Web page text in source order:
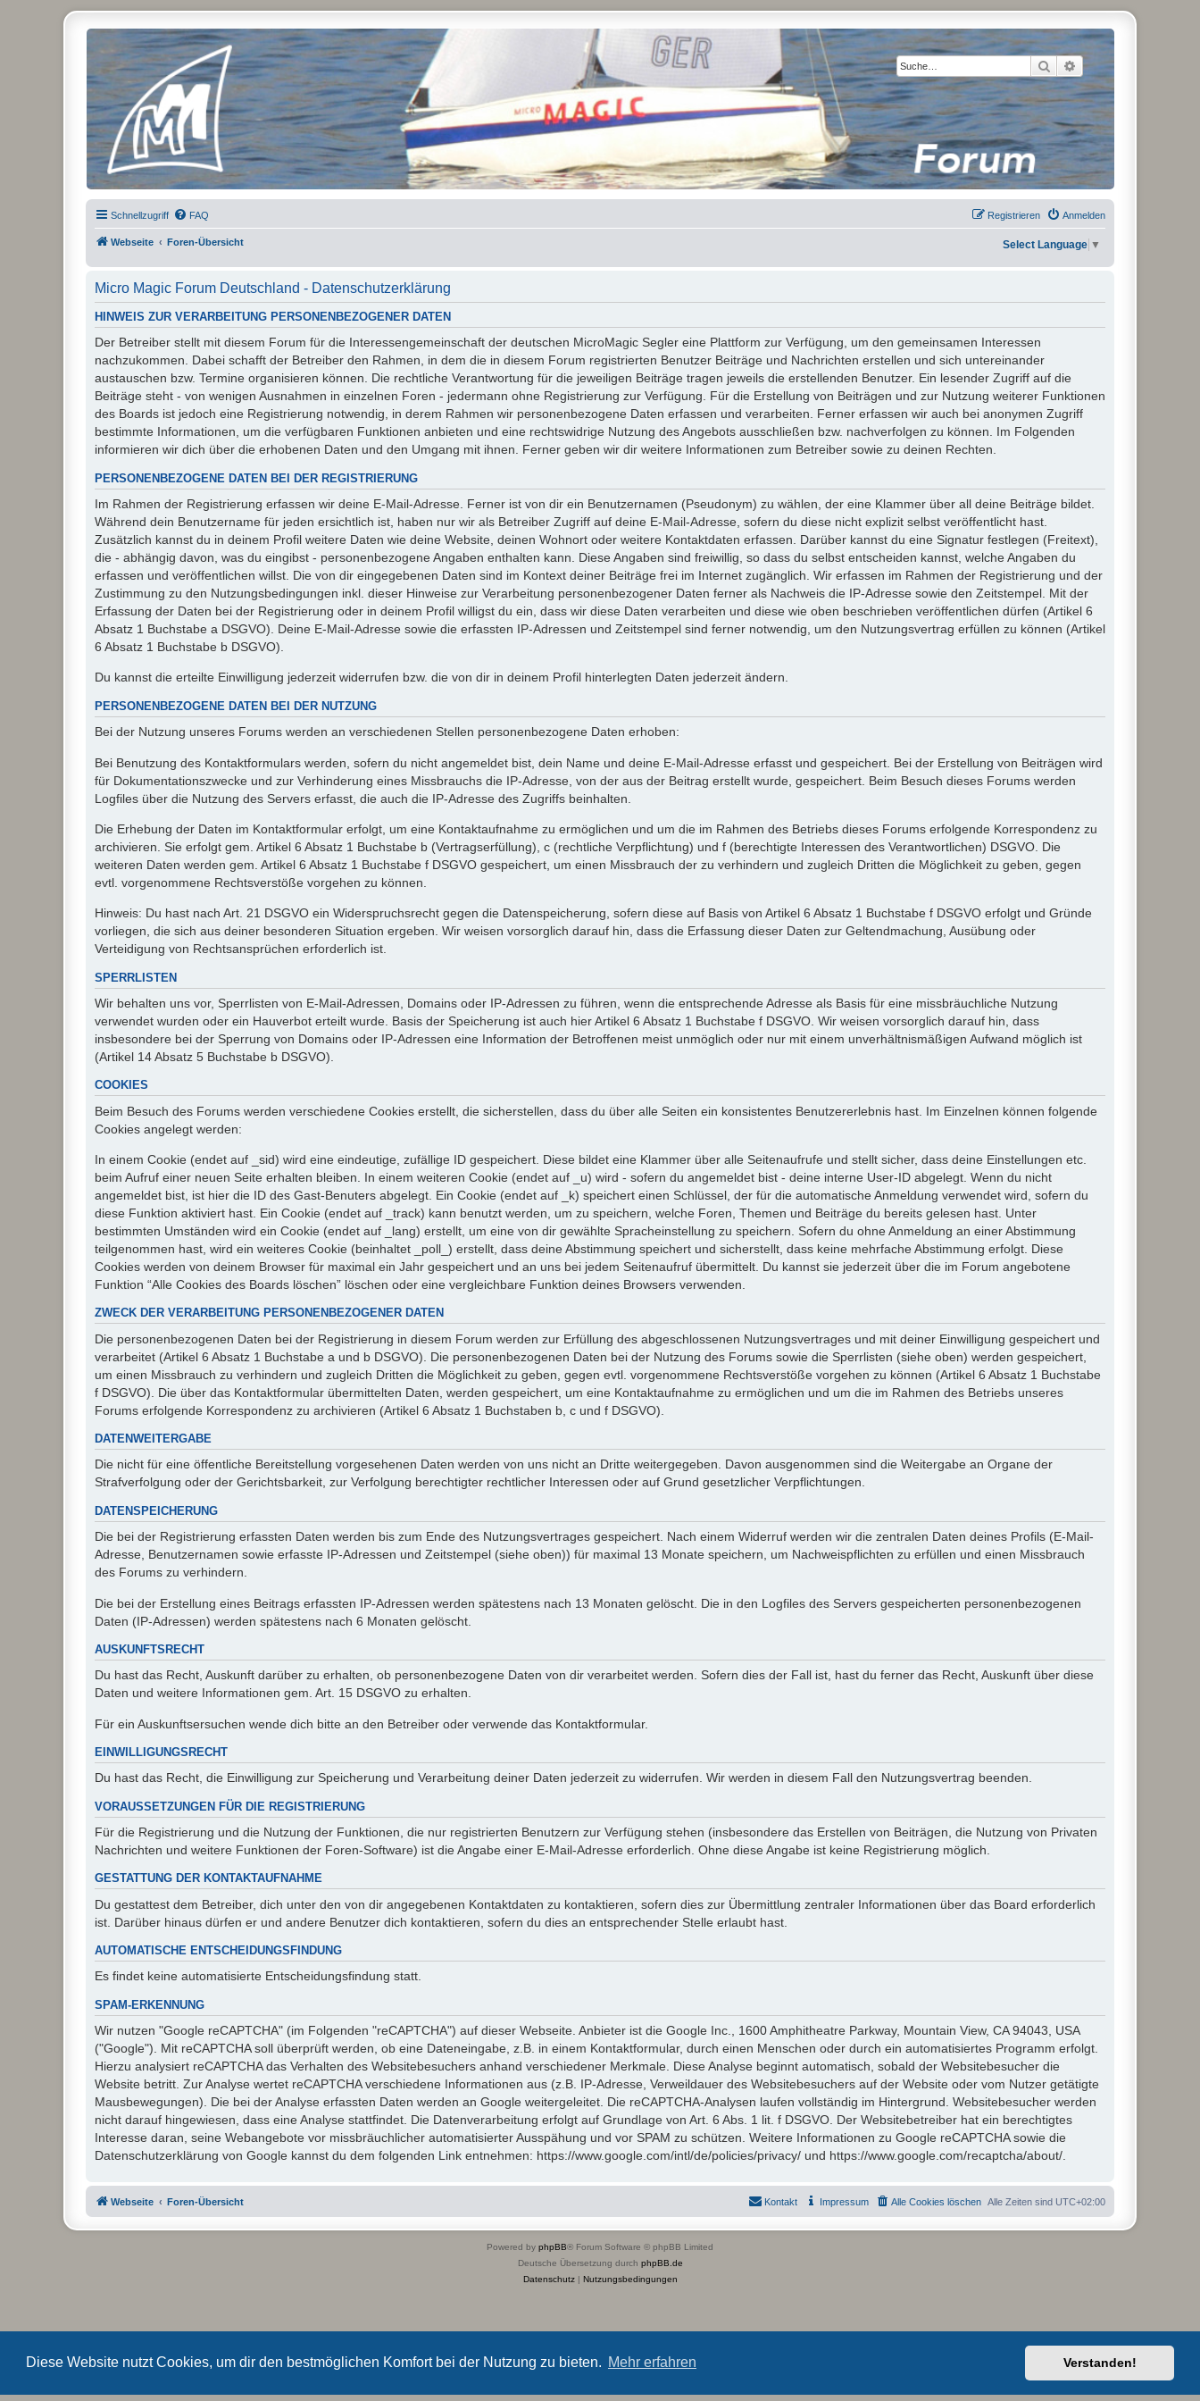
Diese Website nutzt Cookies, um dir den bestmöglichen Komfort bei der Nutzung zu bieten. Mehr erfahren Verstanden!
Suche Erweiterte Suche
Micro Magic Forum Deutschland
Schnellzugriff FAQ Anmelden
Registrieren
Webseite Foren-Übersicht Select Language ▼
Micro Magic Forum Deutschland - Datenschutzerklärung
HINWEIS ZUR VERARBEITUNG PERSONENBEZOGENER DATEN
Der Betreiber stellt mit diesem Forum für die Interessengemeinschaft der deutschen MicroMagic Segler eine Plattform zur Verfügung, um den gemeinsamen Interessen
nachzukommen. Dabei schafft der Betreiber den Rahmen, in dem die in diesem Forum registrierten Benutzer Beiträge und Nachrichten erstellen und sich untereinander
austauschen bzw. Termine organisieren können. Die rechtliche Verantwortung für die jeweiligen Beiträge tragen jeweils die erstellenden Benutzer. Ein lesender Zugriff auf die
Beiträge steht - von wenigen Ausnahmen in einzelnen Foren - jedermann ohne Registrierung zur Verfügung. Für die Erstellung von Beiträgen und zur Nutzung weiterer Funktionen
des Boards ist jedoch eine Registrierung notwendig, in derem Rahmen wir personenbezogene Daten erfassen und verarbeiten. Ferner erfassen wir auch bei anonymen Zugriff
bestimmte Informationen, um die verfügbaren Funktionen anbieten und eine rechtswidrige Nutzung des Angebots ausschließen bzw. nachverfolgen zu können. Im Folgenden
informieren wir dich über die erhobenen Daten und den Umgang mit ihnen. Ferner geben wir dir weitere Informationen zum Betreiber sowie zu deinen Rechten.
PERSONENBEZOGENE DATEN BEI DER REGISTRIERUNG
Im Rahmen der Registrierung erfassen wir deine E-Mail-Adresse. Ferner ist von dir ein Benutzernamen (Pseudonym) zu wählen, der eine Klammer über all deine Beiträge bildet.
Während dein Benutzername für jeden ersichtlich ist, haben nur wir als Betreiber Zugriff auf deine E-Mail-Adresse, sofern du diese nicht explizit selbst veröffentlicht hast.
Zusätzlich kannst du in deinem Profil weitere Daten wie deine Website, deinen Wohnort oder weitere Kontaktdaten erfassen. Darüber kannst du eine Signatur festlegen (Freitext),
die - abhängig davon, was du eingibst - personenbezogene Angaben enthalten kann. Diese Angaben sind freiwillig, so dass du selbst entscheiden kannst, welche Angaben du
erfassen und veröffentlichen willst. Die von dir eingegebenen Daten sind im Kontext deiner Beiträge frei im Internet zugänglich. Wir erfassen im Rahmen der Registrierung und der
Zustimmung zu den Nutzungsbedingungen inkl. dieser Hinweise zur Verarbeitung personenbezogener Daten ferner als Nachweis die IP-Adresse sowie den Zeitstempel. Mit der
Erfassung der Daten bei der Registrierung oder in deinem Profil willigst du ein, dass wir diese Daten verarbeiten und diese wie oben beschrieben veröffentlichen dürfen (Artikel 6
Absatz 1 Buchstabe a DSGVO). Deine E-Mail-Adresse sowie die erfassten IP-Adressen und Zeitstempel sind ferner notwendig, um den Nutzungsvertrag erfüllen zu können (Artikel
6 Absatz 1 Buchstabe b DSGVO).
Du kannst die erteilte Einwilligung jederzeit widerrufen bzw. die von dir in deinem Profil hinterlegten Daten jederzeit ändern.
PERSONENBEZOGENE DATEN BEI DER NUTZUNG
Bei der Nutzung unseres Forums werden an verschiedenen Stellen personenbezogene Daten erhoben:
Bei Benutzung des Kontaktformulars werden, sofern du nicht angemeldet bist, dein Name und deine E-Mail-Adresse erfasst und gespeichert. Bei der Erstellung von Beiträgen wird
für Dokumentationszwecke und zur Verhinderung eines Missbrauchs die IP-Adresse, von der aus der Beitrag erstellt wurde, gespeichert. Beim Besuch dieses Forums werden
Logfiles über die Nutzung des Servers erfasst, die auch die IP-Adresse des Zugriffs beinhalten.
Die Erhebung der Daten im Kontaktformular erfolgt, um eine Kontaktaufnahme zu ermöglichen und um die im Rahmen des Betriebs dieses Forums erfolgende Korrespondenz zu
archivieren. Sie erfolgt gem. Artikel 6 Absatz 1 Buchstabe b (Vertragserfüllung), c (rechtliche Verpflichtung) und f (berechtigte Interessen des Verantwortlichen) DSGVO. Die
weiteren Daten werden gem. Artikel 6 Absatz 1 Buchstabe f DSGVO gespeichert, um einen Missbrauch der zu verhindern und zugleich Dritten die Möglichkeit zu geben, gegen
evtl. vorgenommene Rechtsverstöße vorgehen zu können.
Hinweis: Du hast nach Art. 21 DSGVO ein Widerspruchsrecht gegen die Datenspeicherung, sofern diese auf Basis von Artikel 6 Absatz 1 Buchstabe f DSGVO erfolgt und Gründe
vorliegen, die sich aus deiner besonderen Situation ergeben. Wir weisen vorsorglich darauf hin, dass die Erfassung dieser Daten zur Geltendmachung, Ausübung oder
Verteidigung von Rechtsansprüchen erforderlich ist.
SPERRLISTEN
Wir behalten uns vor, Sperrlisten von E-Mail-Adressen, Domains oder IP-Adressen zu führen, wenn die entsprechende Adresse als Basis für eine missbräuchliche Nutzung
verwendet wurden oder ein Hauverbot erteilt wurde. Basis der Speicherung ist auch hier Artikel 6 Absatz 1 Buchstabe f DSGVO. Wir weisen vorsorglich darauf hin, dass
insbesondere bei der Sperrung von Domains oder IP-Adressen eine Information der Betroffenen meist unmöglich oder nur mit einem unverhältnismäßigen Aufwand möglich ist
(Artikel 14 Absatz 5 Buchstabe b DSGVO).
COOKIES
Beim Besuch des Forums werden verschiedene Cookies erstellt, die sicherstellen, dass du über alle Seiten ein konsistentes Benutzererlebnis hast. Im Einzelnen können folgende
Cookies angelegt werden:
In einem Cookie (endet auf _sid) wird eine eindeutige, zufällige ID gespeichert. Diese bildet eine Klammer über alle Seitenaufrufe und stellt sicher, dass deine Einstellungen etc.
beim Aufruf einer neuen Seite erhalten bleiben. In einem weiteren Cookie (endet auf _u) wird - sofern du angemeldet bist - deine interne User-ID abgelegt. Wenn du nicht
angemeldet bist, ist hier die ID des Gast-Benuters abgelegt. Ein Cookie (endet auf _k) speichert einen Schlüssel, der für die automatische Anmeldung verwendet wird, sofern du
diese Funktion aktiviert hast. Ein Cookie (endet auf _track) kann benutzt werden, um zu speichern, welche Foren, Themen und Beiträge du bereits gelesen hast. Unter
bestimmten Umständen wird ein Cookie (endet auf _lang) erstellt, um eine von dir gewählte Spracheinstellung zu speichern. Sofern du ohne Anmeldung an einer Abstimmung
teilgenommen hast, wird ein weiteres Cookie (beinhaltet _poll_) erstellt, dass deine Abstimmung speichert und sicherstellt, dass keine mehrfache Abstimmung erfolgt. Diese
Cookies werden von deinem Browser für maximal ein Jahr gespeichert und an uns bei jedem Seitenaufruf übermittelt. Du kannst sie jederzeit über die im Forum angebotene
Funktion “Alle Cookies des Boards löschen” löschen oder eine vergleichbare Funktion deines Browsers verwenden.
ZWECK DER VERARBEITUNG PERSONENBEZOGENER DATEN
Die personenbezogenen Daten bei der Registrierung in diesem Forum werden zur Erfüllung des abgeschlossenen Nutzungsvertrages und mit deiner Einwilligung gespeichert und
verarbeitet (Artikel 6 Absatz 1 Buchstabe a und b DSGVO). Die personenbezogenen Daten bei der Nutzung des Forums sowie die Sperrlisten (siehe oben) werden gespeichert,
um einen Missbrauch zu verhindern und zugleich Dritten die Möglichkeit zu geben, gegen evtl. vorgenommene Rechtsverstöße vorgehen zu können (Artikel 6 Absatz 1 Buchstabe
f DSGVO). Die über das Kontaktformular übermittelten Daten, werden gespeichert, um eine Kontaktaufnahme zu ermöglichen und um die im Rahmen des Betriebs unseres
Forums erfolgende Korrespondenz zu archivieren (Artikel 6 Absatz 1 Buchstaben b, c und f DSGVO).
DATENWEITERGABE
Die nicht für eine öffentliche Bereitstellung vorgesehenen Daten werden von uns nicht an Dritte weitergegeben. Davon ausgenommen sind die Weitergabe an Organe der
Strafverfolgung oder der Gerichtsbarkeit, zur Verfolgung berechtigter rechtlicher Interessen oder auf Grund gesetzlicher Verpflichtungen.
DATENSPEICHERUNG
Die bei der Registrierung erfassten Daten werden bis zum Ende des Nutzungsvertrages gespeichert. Nach einem Widerruf werden wir die zentralen Daten deines Profils (E-Mail-
Adresse, Benutzernamen sowie erfasste IP-Adressen und Zeitstempel (siehe oben)) für maximal 13 Monate speichern, um Nachweispflichten zu erfüllen und einen Missbrauch
des Forums zu verhindern.
Die bei der Erstellung eines Beitrags erfassten IP-Adressen werden spätestens nach 13 Monaten gelöscht. Die in den Logfiles des Servers gespeicherten personenbezogenen
Daten (IP-Adressen) werden spätestens nach 6 Monaten gelöscht.
AUSKUNFTSRECHT
Du hast das Recht, Auskunft darüber zu erhalten, ob personenbezogene Daten von dir verarbeitet werden. Sofern dies der Fall ist, hast du ferner das Recht, Auskunft über diese
Daten und weitere Informationen gem. Art. 15 DSGVO zu erhalten.
Für ein Auskunftsersuchen wende dich bitte an den Betreiber oder verwende das Kontaktformular.
EINWILLIGUNGSRECHT
Du hast das Recht, die Einwilligung zur Speicherung und Verarbeitung deiner Daten jederzeit zu widerrufen. Wir werden in diesem Fall den Nutzungsvertrag beenden.
VORAUSSETZUNGEN FÜR DIE REGISTRIERUNG
Für die Registrierung und die Nutzung der Funktionen, die nur registrierten Benutzern zur Verfügung stehen (insbesondere das Erstellen von Beiträgen, die Nutzung von Privaten
Nachrichten und weitere Funktionen der Foren-Software) ist die Angabe einer E-Mail-Adresse erforderlich. Ohne diese Angabe ist keine Registrierung möglich.
GESTATTUNG DER KONTAKTAUFNAHME
Du gestattest dem Betreiber, dich unter den von dir angegebenen Kontaktdaten zu kontaktieren, sofern dies zur Übermittlung zentraler Informationen über das Board erforderlich
ist. Darüber hinaus dürfen er und andere Benutzer dich kontaktieren, sofern du dies an entsprechender Stelle erlaubt hast.
AUTOMATISCHE ENTSCHEIDUNGSFINDUNG
Es findet keine automatisierte Entscheidungsfindung statt.
SPAM-ERKENNUNG
Wir nutzen "Google reCAPTCHA" (im Folgenden "reCAPTCHA") auf dieser Webseite. Anbieter ist die Google Inc., 1600 Amphitheatre Parkway, Mountain View, CA 94043, USA
("Google"). Mit reCAPTCHA soll überprüft werden, ob eine Dateneingabe, z.B. in einem Kontaktformular, durch einen Menschen oder durch ein automatisiertes Programm erfolgt.
Hierzu analysiert reCAPTCHA das Verhalten des Websitebesuchers anhand verschiedener Merkmale. Diese Analyse beginnt automatisch, sobald der Websitebesucher die
Website betritt. Zur Analyse wertet reCAPTCHA verschiedene Informationen aus (z.B. IP-Adresse, Verweildauer des Websitebesuchers auf der Website oder vom Nutzer getätigte
Mausbewegungen). Die bei der Analyse erfassten Daten werden an Google weitergeleitet. Die reCAPTCHA-Analysen laufen vollständig im Hintergrund. Websitebesucher werden
nicht darauf hingewiesen, dass eine Analyse stattfindet. Die Datenverarbeitung erfolgt auf Grundlage von Art. 6 Abs. 1 lit. f DSGVO. Der Websitebetreiber hat ein berechtigtes
Interesse daran, seine Webangebote vor missbräuchlicher automatisierter Ausspähung und vor SPAM zu schützen. Weitere Informationen zu Google reCAPTCHA sowie die
Datenschutzerklärung von Google kannst du dem folgenden Link entnehmen: https://www.google.com/intl/de/policies/privacy/ und https://www.google.com/recaptcha/about/.
Webseite Foren-Übersicht Alle Zeiten sind UTC+02:00
Alle Cookies löschen
Impressum
Kontakt
Powered by phpBB® Forum Software © phpBB Limited
Deutsche Übersetzung durch phpBB.de
Datenschutz| Nutzungsbedingungen